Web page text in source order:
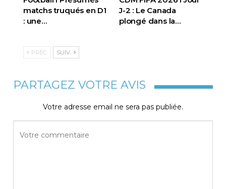
matchs truqués en D1
: une…
J-2 : Le Canada
plongé dans la…
PRÉC. SUIV.
PARTAGEZ VOTRE AVIS
Votre adresse email ne sera pas publiée.